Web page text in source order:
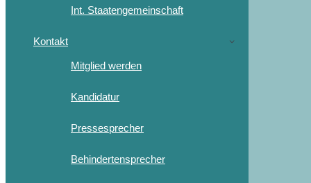
Int. Staatengemeinschaft
Kontakt
Mitglied werden
Kandidatur
Pressesprecher
Behindertensprecher